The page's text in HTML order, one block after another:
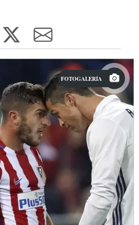
FOTOGALERÍA